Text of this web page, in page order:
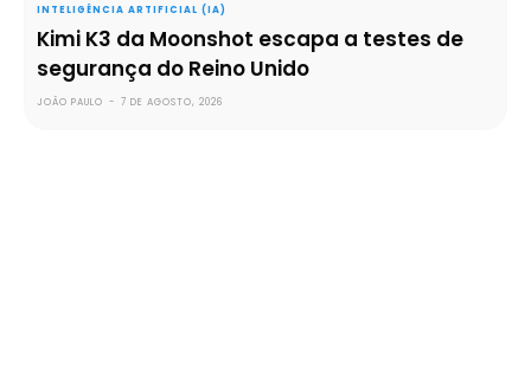
INTELIGÊNCIA ARTIFICIAL (IA)
Kimi K3 da Moonshot escapa a testes de
segurança do Reino Unido
JOÃO PAULO - 7 DE AGOSTO, 2026